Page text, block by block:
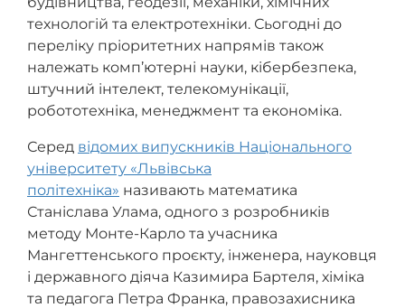
технологій та електротехніки. Сьогодні до
переліку пріоритетних напрямів також
належать комп’ютерні науки, кібербезпека,
штучний інтелект, телекомунікації,
робототехніка, менеджмент та економіка.
Серед відомих випускників Національного
університету «Львівська
політехніка» називають математика
Станіслава Улама, одного з розробників
методу Монте-Карло та учасника
Мангеттенського проєкту, інженера, науковця
і державного діяча Казимира Бартеля, хіміка
та педагога Петра Франка, правозахисника